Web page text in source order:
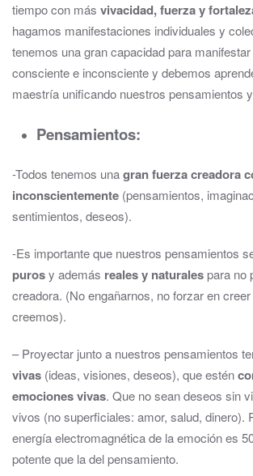
tiempo con más vivacidad, fuerza y
hagamos manifestaciones individuales y
tenemos una gran capacidad para
consciente e inconsciente y debemos
maestría unificando nuestros pensamientos
Pensamientos:
-Todos tenemos unagran fuerza creadora
inconscientemente (pensamientos,
sentimientos, deseos).
-Es importante que nuestros pensamientos
purosy además reales y naturalespara no
creadora. (No engañarnos, no forzar en
creemos).
– Proyectar junto a nuestros pensamientos
vivas (ideas, visiones, deseos), que estén
emociones vivas. Que no sean deseos sin
vivos (no superficiales: amor, salud, dinero).
energía electromagnética de la emoción es
potente que la del pensamiento.